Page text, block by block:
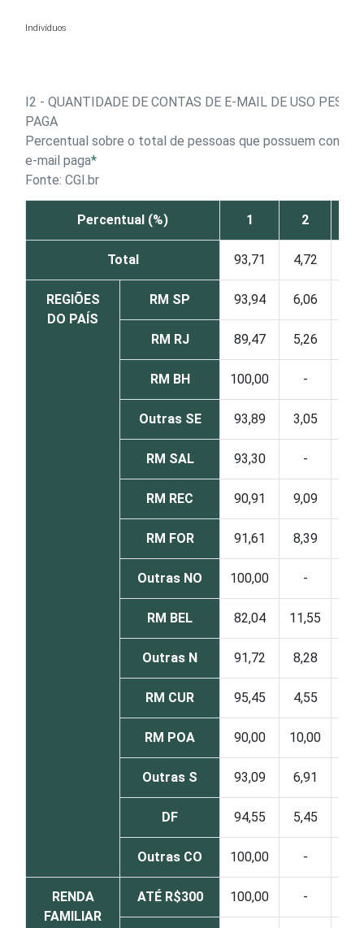
Indivíduos
I2 - QUANTIDADE DE CONTAS DE E-MAIL DE USO
PAGA
Percentual sobre o total de pessoas que possuem conta
e-mail paga*
Fonte: CGI.br
Percentual (%) 1 2
Total 93,71 4,72
REGIÕES
DO PAÍS
RM SP 93,94 6,06
RM RJ 89,47 5,26
RM BH 100,00 -
Outras SE 93,89 3,05
RM SAL 93,30 -
RM REC 90,91 9,09
RM FOR 91,61 8,39
Outras NO 100,00 -
RM BEL 82,04 11,55
Outras N 91,72 8,28
RM CUR 95,45 4,55
RM POA 90,00 10,00
Outras S 93,09 6,91
DF 94,55 5,45
Outras CO 100,00 -
RENDA
FAMILIAR
ATÉ R$300 100,00 -